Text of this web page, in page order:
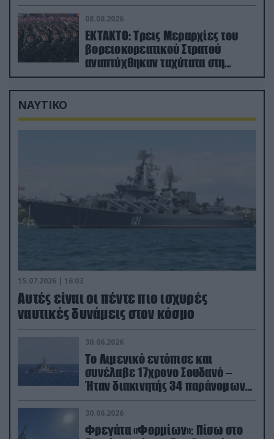
08.08.2026
ΕΚΤΑΚΤΟ: Τρεις Μεραρχίες του
βορειοκορεατικού Στρατού
αναπτύχθηκαν ταχύτατα στη
Ρωσία
ΝΑΥΤΙΚΟ
15.07.2026 | 16:03
Aυτές είναι οι πέντε πιο ισχυρές
ναυτικές δυνάμεις στον κόσμο
30.06.2026
Το Λιμενικό εντόπισε και
συνέλαβε 17χρονο Σουδανό –
Ήταν διακινητής 34 παράνομων
μεταναστών
30.06.2026
Φρεγάτα «Φορμίων»: Πίσω στο